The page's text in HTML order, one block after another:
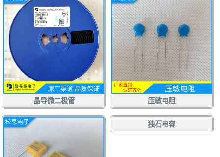
晶导微二极管 压敏电阻